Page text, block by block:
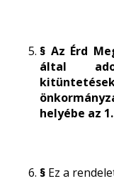
§ Az Érd
által
helyébe az
§ Ez a